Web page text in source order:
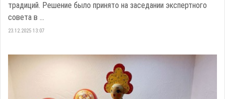
традиций. Решение было принято на заседании экспертного
совета в ...
23.12.2025 13:07